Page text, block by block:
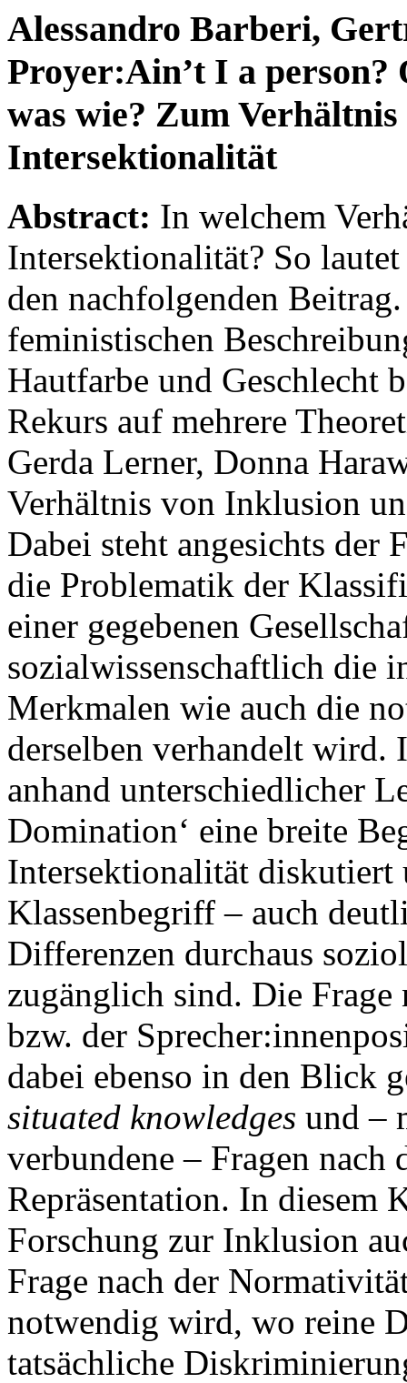
Alessandro Barberi,
Proyer:Ain’t I a
was wie? Zum
Intersektionalität
Abstract: In welchem
Intersektionalität? So
den nachfolgenden
feministischen
Hautfarbe und Geschlecht
Rekurs auf mehrere
Gerda Lerner, Donna
Verhältnis von Inklusion
Dabei steht angesichts
die Problematik der
einer gegebenen
sozialwissenschaftlich die
Merkmalen wie auch die
derselben verhandelt wird.
anhand unterschiedlicher
Domination‘ eine breite
Intersektionalität
Klassenbegriff – auch
Differenzen durchaus
zugänglich sind. Die
bzw. der
dabei ebenso in den Blick
situated knowledges und –
verbundene – Fragen
Repräsentation. In diesem
Forschung zur Inklusion
Frage nach der
notwendig wird, wo reine
tatsächliche